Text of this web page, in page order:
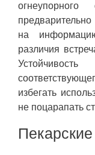
на
различия
избегать
не поцарапать